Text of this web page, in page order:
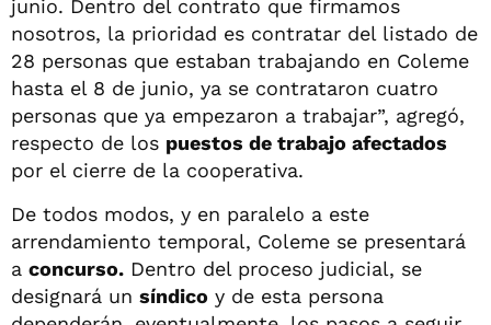
junio. Dentro del contrato que firmamos
nosotros, la prioridad es contratar del listado de
28 personas que estaban trabajando en Coleme
hasta el 8 de junio, ya se contrataron cuatro
personas que ya empezaron a trabajar”, agregó,
respecto de los puestos de trabajo afectados
por el cierre de la cooperativa.
De todos modos, y en paralelo a este
arrendamiento temporal, Coleme se presentará
a concurso. Dentro del proceso judicial, se
designará un síndico y de esta persona